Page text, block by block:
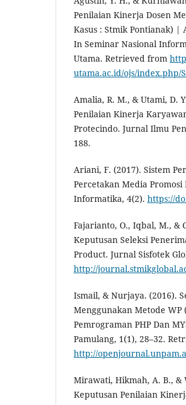
Penilaian Kinerja Dosen
Kasus : Stmik Pontianak)
In Seminar Nasional
Utama. Retrieved from
utama.ac.id/ojs/index.php/
Amalia, R. M., & Utami, D.
Penilaian Kinerja
Protecindo. Jurnal Ilmu
188.
Ariani, F. (2017). Sistem
Percetakan Media
Informatika, 4(2). https://
Fajarianto, O., Iqbal, M., &
Keputusan Seleksi
Product. Jurnal Sisfotek
http://
Ismail, & Nurjaya. (2016).
Menggunakan Metode WP
Pemrograman PHP Dan
Pamulang, 1(1), 28–32.
http://
Mirawati, Hikmah, A. B., &
Keputusan Penilaian